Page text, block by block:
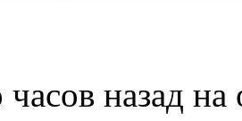
часов назад